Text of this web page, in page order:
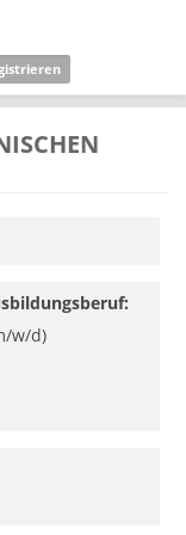
w/d)